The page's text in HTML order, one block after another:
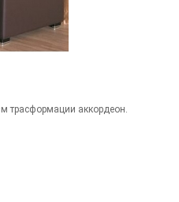
трасформации аккордеон.